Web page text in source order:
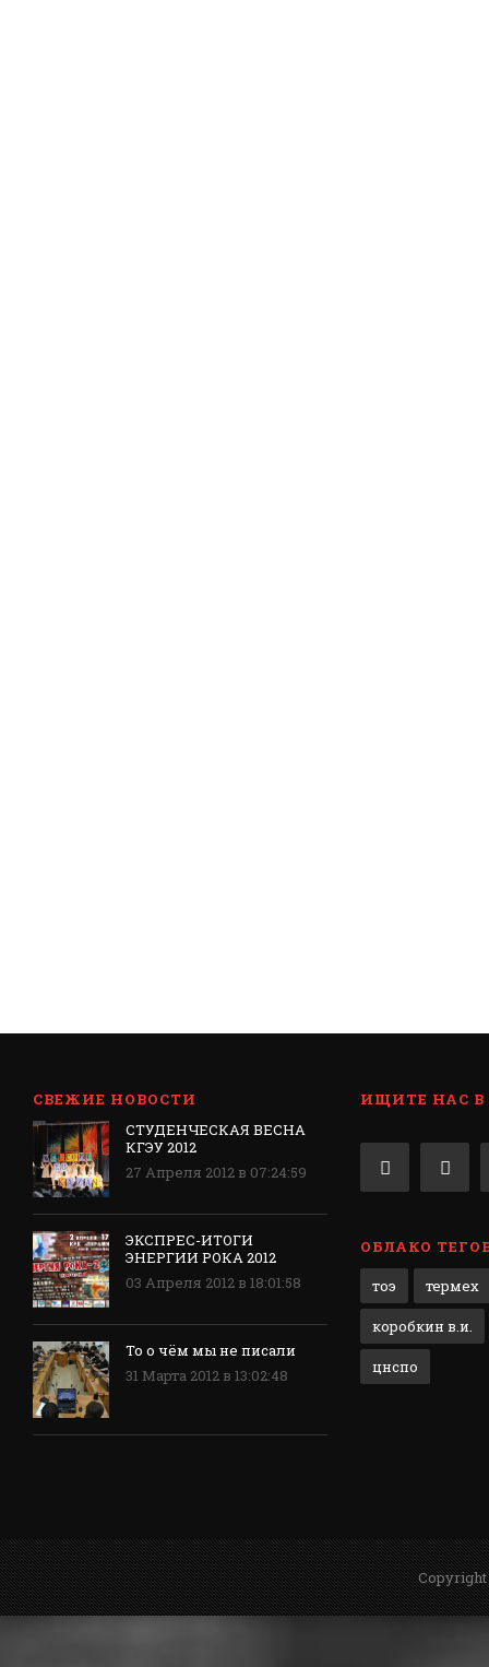
СВЕЖИЕ НОВОСТИ
СТУДЕНЧЕСКАЯ ВЕСНА
КГЭУ 2012
27 Апреля 2012 в 07:24:59
ЭКСПРЕС-ИТОГИ
ЭНЕРГИИ РОКА 2012
03 Апреля 2012 в 18:01:58
То о чём мы не писали
31 Марта 2012 в 13:02:48
ИЩИТЕ НАС В
ОБЛАКО
тоэ
термех
коробкин в.и.
цнспо